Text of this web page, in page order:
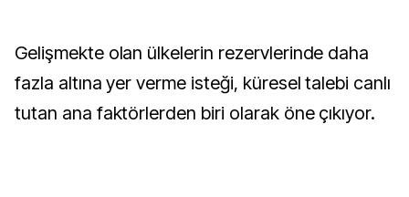
Gelişmekte olan ülkelerin rezervlerinde daha
fazla altına yer verme isteği, küresel talebi canlı
tutan ana faktörlerden biri olarak öne çıkıyor.